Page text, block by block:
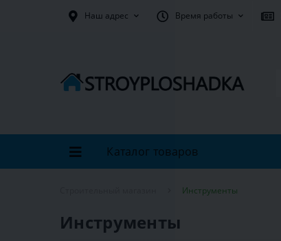
Наш адрес Время работы
Каталог товаров
Инструменты
Инструменты